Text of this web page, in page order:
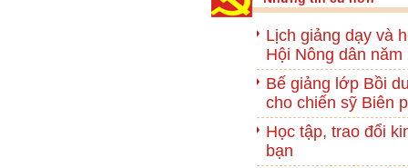
Lịch giảng dạy và
Hội Nông dân năm
Bế giảng lớp Bồi
cho chiến sỹ Biên
Học tập, trao đổi
bạn